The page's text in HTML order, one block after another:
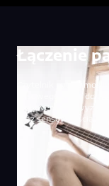
Łączenie
Czytelnik pyta o
basowego przez
wpływem
oraz sensownością